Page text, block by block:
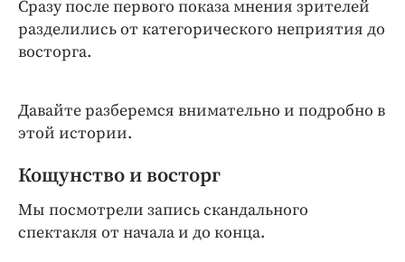
Сразу после первого показа мнения зрителей
разделились от категорического неприятия до
восторга.
Давайте разберемся внимательно и подробно в
этой истории.
Кощунство и восторг
Мы посмотрели запись скандального
спектакля от начала и до конца.